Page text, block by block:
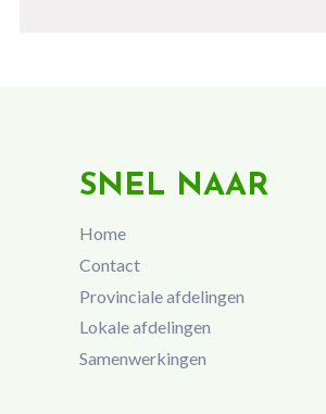
SNEL NAAR
Home
Contact
Provinciale afdelingen
Lokale afdelingen
Samenwerkingen